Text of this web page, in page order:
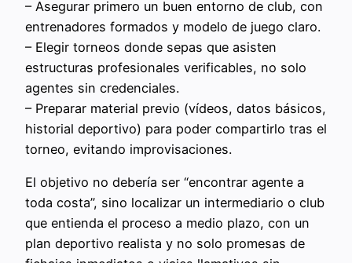
– Asegurar primero un buen entorno de club, con
entrenadores formados y modelo de juego claro.
– Elegir torneos donde sepas que asisten
estructuras profesionales verificables, no solo
agentes sin credenciales.
– Preparar material previo (vídeos, datos básicos,
historial deportivo) para poder compartirlo tras el
torneo, evitando improvisaciones.
El objetivo no debería ser “encontrar agente a
toda costa”, sino localizar un intermediario o club
que entienda el proceso a medio plazo, con un
plan deportivo realista y no solo promesas de